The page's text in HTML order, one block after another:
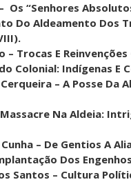
Os “Senhores
Do Aldeamento Dos
– Trocas E
Colonial: Indígenas E
– A Posse Da
Na Aldeia:
– De Gentios A
Dos
Santos – Cultura